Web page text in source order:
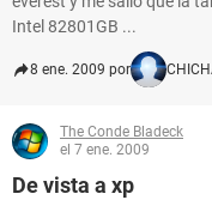
Intel 82801GB ...
8 ene. 2009 por
The Conde Bladeck
el 7 ene. 2009
De vista a xp